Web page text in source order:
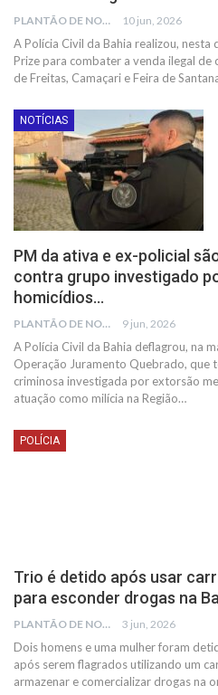
PLANTÃO DE NOTÍCIAS 10 jun, 2026
A Polícia Civil da Bahia realizou,
Prize para combater a venda ilegal de
de Freitas, Camaçari e Feira de
NOTÍCIAS
PM da ativa e ex-policial
contra grupo investigado
homicídios…
PLANTÃO DE NOTÍCIAS 9 jun, 2026
A Polícia Civil da Bahia deflagrou, na
Operação Juramento Quebrado, que
criminosa investigada por extorsão
atuação como milícia na Região…
POLÍCIA
Trio é detido após usar
para esconder drogas na
PLANTÃO DE NOTÍCIAS 3 jun, 2026
Dois homens e uma mulher foram
após serem flagrados utilizando um
armazenar e comercializar drogas na